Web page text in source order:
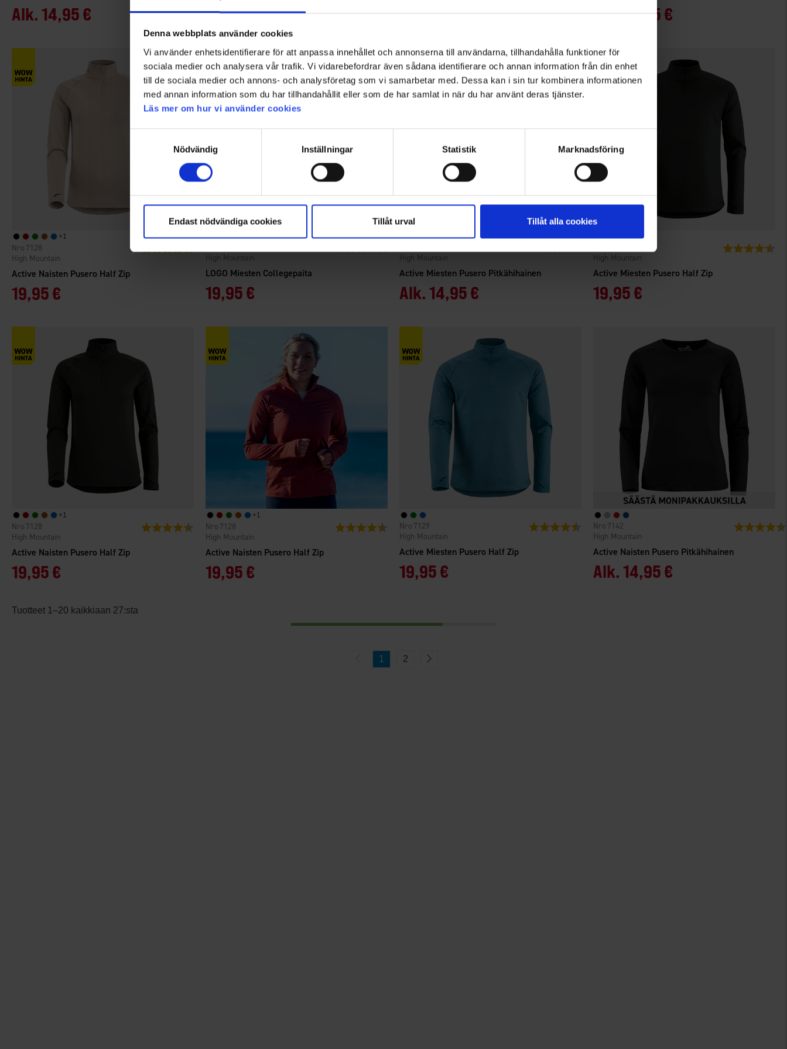
Denna webbplats använder cookies
Vi använder enhetsidentifierare för att anpassa innehållet och annonserna till användarna, tillhandahålla funktioner för
sociala medier och analysera vår trafik. Vi vidarebefordrar även sådana identifierare och annan information från din enhet
till de sociala medier och annons- och analysföretag som vi samarbetar med. Dessa kan i sin tur kombinera informationen
med annan information som du har tillhandahållit eller som de har samlat in när du har använt deras tjänster.
Läs mer om hur vi använder cookies
Nödvändig
Inställningar Statistik Marknadsföring
Endast nödvändiga cookies Tillåt urval Tillåt alla cookies
Alk. 14,95 € 19,95 € 19,95 € Alk.14,95 €
+1
Active Naisten Pusero Half Zip
High Mountain
7128
19,95 €
LOGO Miesten Collegepaita
High Mountain
19,95 €
Active Miesten Pusero Pitkähihainen
High Mountain
Alk. 14,95 €
Active Miesten Pusero Half Zip
High Mountain
19,95 €
Arvio:
+1
Active Naisten Pusero Half Zip
High Mountain
7128
19,95 €
Arvio: 4.5 5:sta tähdestä
+1
Active Naisten Pusero Half Zip
High Mountain
7128
19,95 €
Arvio: 4.5 5:sta tähdestä
Active Miesten Pusero Half Zip
High Mountain
7129
19,95 €
Arvio: 4.6 5:sta tähdestä
Active Naisten Pusero Pitkähihainen
High Mountain
7142
Alk. 14,95 €
Arvio:
Tuotteet 1–20 kaikkiaan 27:sta
1 2